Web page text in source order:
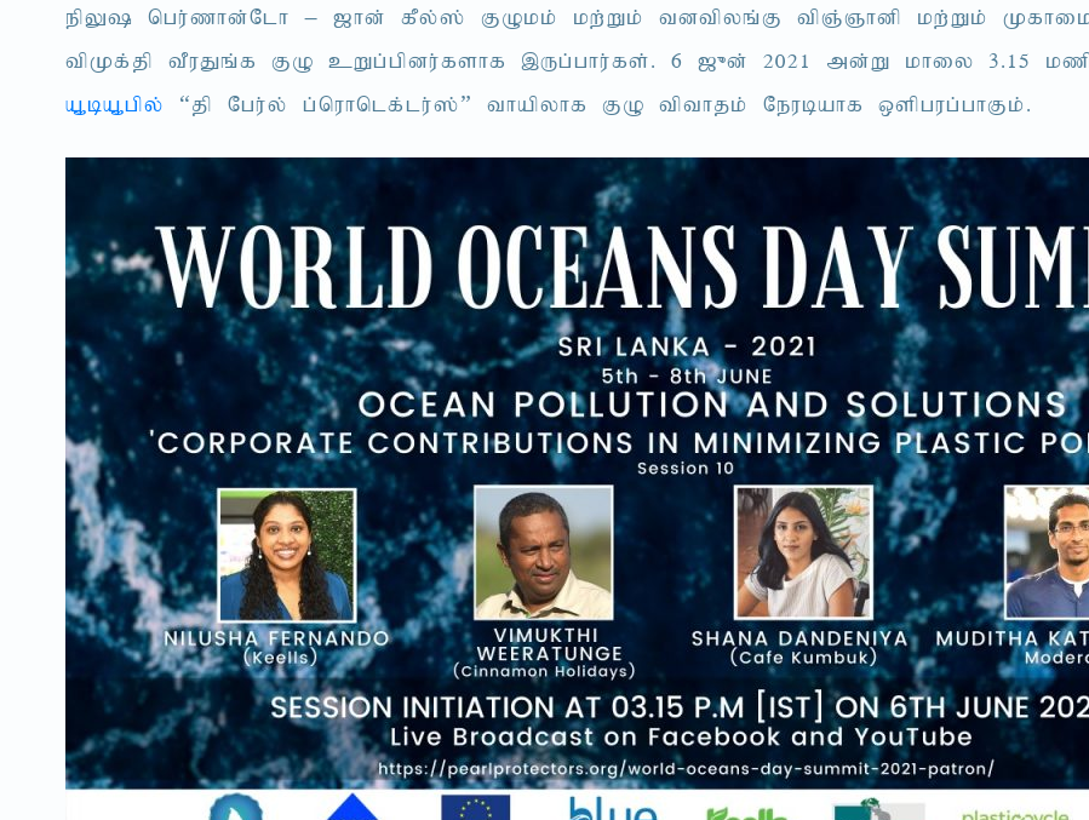
epY\ ngu;zhd;Nlh – [hd; fPy;]; FOkk; kw;Wk; tdtpyq;F tpQ;Qhdp kw;Wk;
tpKf;jp tPuJq;f FO cWg;gpdu;fshf ,Ug;ghu;fs;. 6 [_d; 2021 md;W khiy 3.15
A+bA+gpy; “jp Ngu;y; g;nuhnlf;lu;];” thapyhf FO tpthjk; Neubahf xspgug;ghFk;.